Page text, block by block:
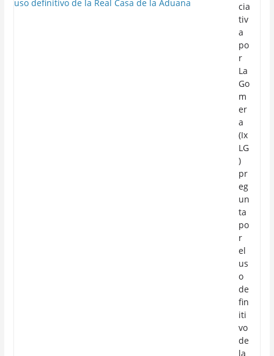
cia
tiv
a
po
r
La
Go
m
er
a
(Ix
LG
)
pr
eg
un
ta
po
r
el
us
o
de
fin
iti
vo
de
la